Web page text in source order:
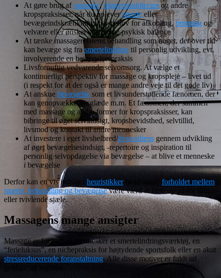
At gøre brug afmassage,triggerpunktterapi og andre
kropspraksisser, når du opleversmerteeller
bevægeindskrænkning, har behov for afkobling, berøring og
velvære eller ønsker at fremme psykisk balance
At tænke massagerelateret behandling som noget, der over tid
kan bevæge sig frasmertelindring til personlig udvikling, evt.
involverende en bevægelsespraksis
Livsfornuftig vedvarende selvomsorg. At vælge et
kontinuerligt perspektiv for massage og kropspleje – livet ud
(i respekt for at der også er mange andre veje til det gode liv)
At anskue bevægelse som et livsunderstøttende fænomen, der
kan genopvække livsglæde m.m. Et fænomen, der sammen
med massage og andre former for kropspraksisser, kan
bibringe til øget selvindsigt, kropsbevidsthed, selvtillid,
livsmod og kontakt til andre mennesker
At investere i eget livshelbred/livsresiliens gennem udvikling
af øget bevægelsesindsigt, -repertoire og inspiration til
personlig selvopdagelse via bevægelse – at blive et menneske
i bevægelse
Derfor kan en vis indsigt i heuristikkerhvad angår forholdet mellem
smerte, behandling og bevægelsevære værd at læse op på for flittige
eller tvivlende sjæle.
Massagens mange ansigter
Massage er for mange mennesker et smertelindringsværktøj, en
“ferieluksus”, en nichepraksis for højtydende sportsfolk eller en akut
stressreducerende foranstaltning. Alle disse motiver er fuldt ud